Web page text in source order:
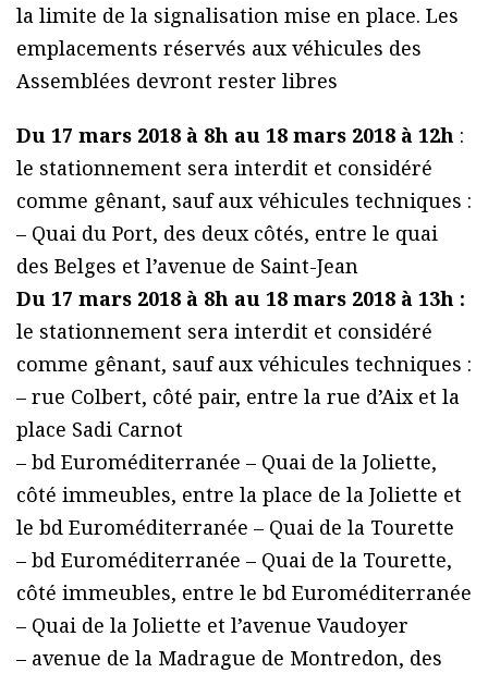
la limite de la signalisation mise en place. Les
emplacements réservés aux véhicules des
Assemblées devront rester libres
Du 17 mars 2018 à 8h au 18 mars 2018 à 12h :
le stationnement sera interdit et considéré
comme gênant, sauf aux véhicules techniques :
– Quai du Port, des deux côtés, entre le quai
des Belges et l’avenue de Saint-Jean
Du 17 mars 2018 à 8h au 18 mars 2018 à 13h :
le stationnement sera interdit et considéré
comme gênant, sauf aux véhicules techniques :
– rue Colbert, côté pair, entre la rue d’Aix et la
place Sadi Carnot
– bd Euroméditerranée – Quai de la Joliette,
côté immeubles, entre la place de la Joliette et
le bd Euroméditerranée – Quai de la Tourette
– bd Euroméditerranée – Quai de la Tourette,
côté immeubles, entre le bd Euroméditerranée
– Quai de la Joliette et l’avenue Vaudoyer
– avenue de la Madrague de Montredon, des